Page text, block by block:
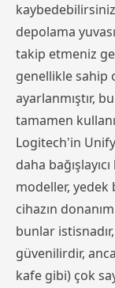
depolama
takip etmeniz
genellikle sahip
ayarlanmıştır,
tamamen
Logitech'in
daha
modeller, yedek
cihazın
bunlar
güvenilirdir,
kafe gibi) çok